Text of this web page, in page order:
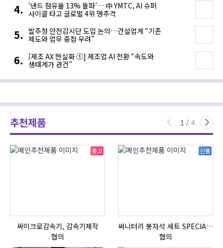
‘낸드 점유율 13% 돌파’… 中 YMTC, AI 슈퍼
사이클 타고 글로벌 4위 맹추격
발주청 안전감시단 도입 논의…건설업계 “기존
제도와 업무 중첩 우려”
[제조 AX 현실화 ①] 제조업 AI 전환 “속도와
생태계가 관건”
추천제품 1 / 4
중고
싸이크로감속기, 감속기제작
협의
신품
써니터리 봉자석 세트 SPECIAL , 봉자석 , 자석봉 , 호퍼용자석 , 전자석
협의